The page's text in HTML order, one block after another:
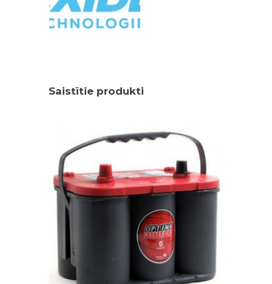
Saistītie produkti